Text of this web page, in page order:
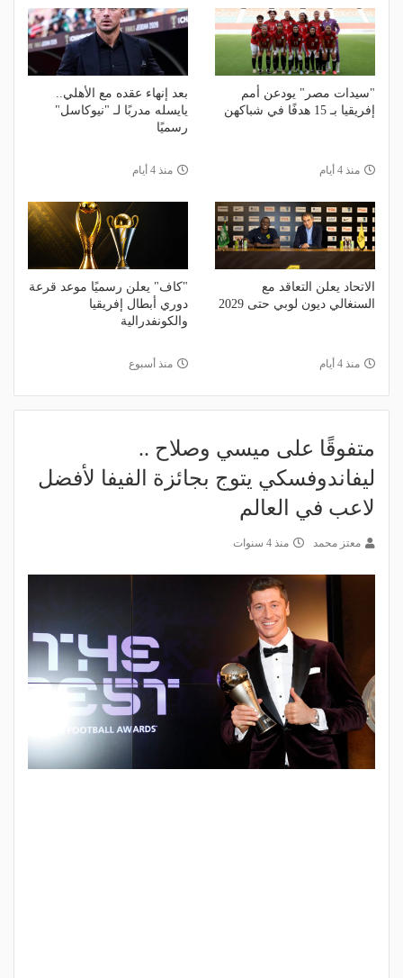
"سيدات مصر" يودعن أمم
إفريقيا بـ 15 هدفًا في شباكهن
منذ 4 أيام
بعد إنهاء عقده مع الأهلي..
يايسله مدربًا لـ "نيوكاسل"
رسميًا
منذ 4 أيام
الاتحاد يعلن التعاقد مع
السنغالي ديون لوبي حتى 2029
منذ 4 أيام
"كاف" يعلن رسميًا موعد قرعة
دوري أبطال إفريقيا
والكونفدرالية
منذ أسبوع
متفوقًا على ميسي وصلاح ..
ليفاندوفسكي يتوج بجائزة الفيفا لأفضل
لاعب في العالم
معتز محمد منذ 4 سنوات